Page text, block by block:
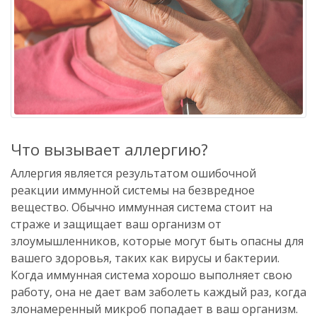
Что вызывает аллергию?
Аллергия является результатом ошибочной
реакции иммунной системы на безвредное
вещество. Обычно иммунная система стоит на
страже и защищает ваш организм от
злоумышленников, которые могут быть опасны для
вашего здоровья, таких как вирусы и бактерии.
Когда иммунная система хорошо выполняет свою
работу, она не дает вам заболеть каждый раз, когда
злонамеренный микроб попадает в ваш организм.